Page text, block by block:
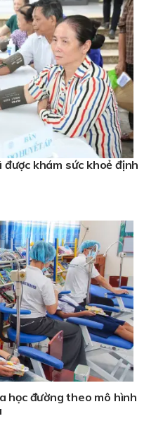
được khám sức khoẻ định
học đường theo mô hình